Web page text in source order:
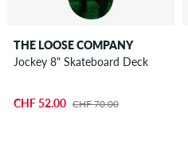
THE LOOSE COMPANY
Jockey 8" Skateboard Deck
CHF 52.00 CHF 70.00